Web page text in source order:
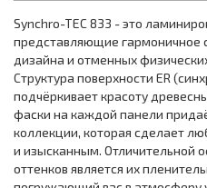
Synchro-TЕС 833 - это
представляющие гармоничное
дизайна и отменных
Структура поверхности ER
подчёркивает красоту
фаски на каждой панели
коллекции, которая сделает
и изысканным. Отличительной
оттенков является их